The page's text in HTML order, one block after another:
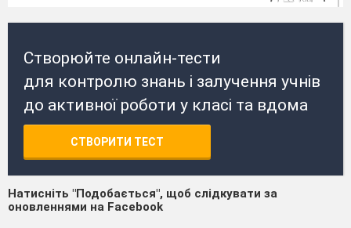
Створюйте онлайн-тести
для контролю знань і залучення учнів
до активної роботи у класі та вдома
СТВОРИТИ ТЕСТ
Натисніть "Подобається", щоб слідкувати за
оновленнями на Facebook